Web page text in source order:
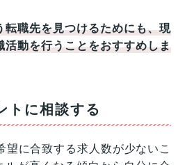
転職先を見つけるためにも、現
活動を行うことをおすすめしま
トに相談する
望に合致する求人数が少ないこ